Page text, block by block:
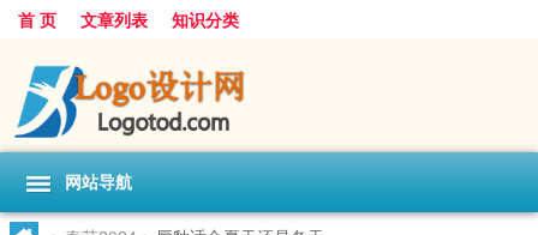
首 页 文章列表 知识分类
网站导航